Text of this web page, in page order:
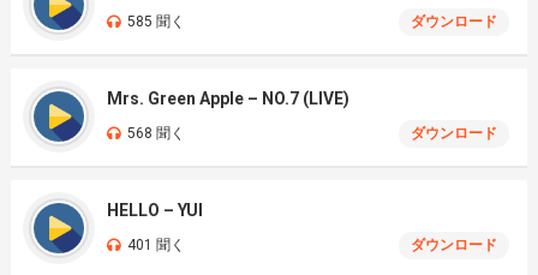
585 聞く ダウンロード
Mrs. Green Apple – NO.7 (LIVE)
568 聞く ダウンロード
HELLO – YUI
401 聞く ダウンロード